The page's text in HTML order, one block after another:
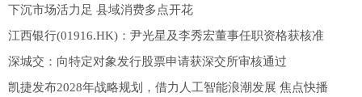
下沉市场活力足 县域消费多点开花
江西银行(01916.HK)：尹光星及李秀宏董事任职资格获核准
深城交：向特定对象发行股票申请获深交所审核通过
凯捷发布2028年战略规划，借力人工智能浪潮发展 焦点快播